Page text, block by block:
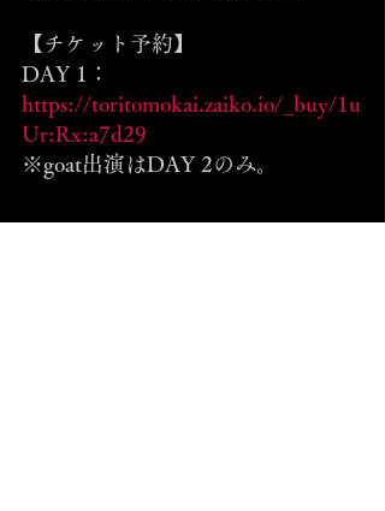
【チケット予約】
DAY 1：
https://toritomokai.zaiko.io/_buy/1u
Ur:Rx:a7d29
※goat出演はDAY 2のみ。